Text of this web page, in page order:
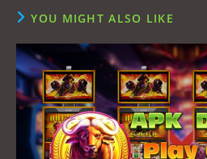
YOU MIGHT ALSO LIKE